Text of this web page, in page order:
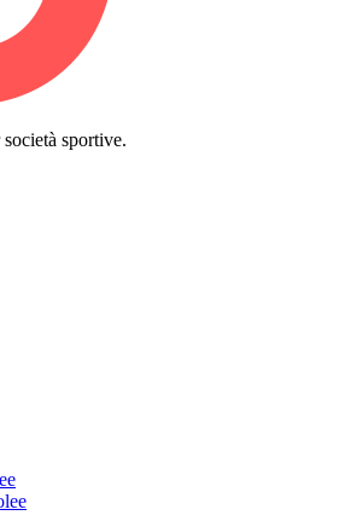
sportive.